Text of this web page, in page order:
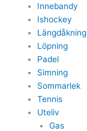
Innebandy
Ishockey
Längdåkning
Löpning
Padel
Simning
Sommarlek
Tennis
Uteliv
Gas